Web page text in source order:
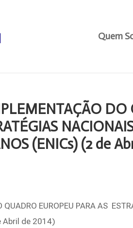
Quem
(ENICs) (2 de
EUROPEU PARA AS
Abril de 2014)